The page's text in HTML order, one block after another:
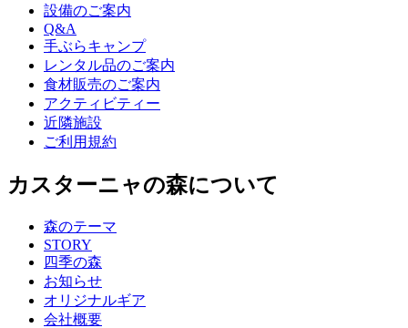
設備のご案内
Q&A
手ぶらキャンプ
レンタル品のご案内
食材販売のご案内
アクティビティー
近隣施設
ご利用規約
カスターニャの森について
森のテーマ
STORY
四季の森
お知らせ
オリジナルギア
会社概要